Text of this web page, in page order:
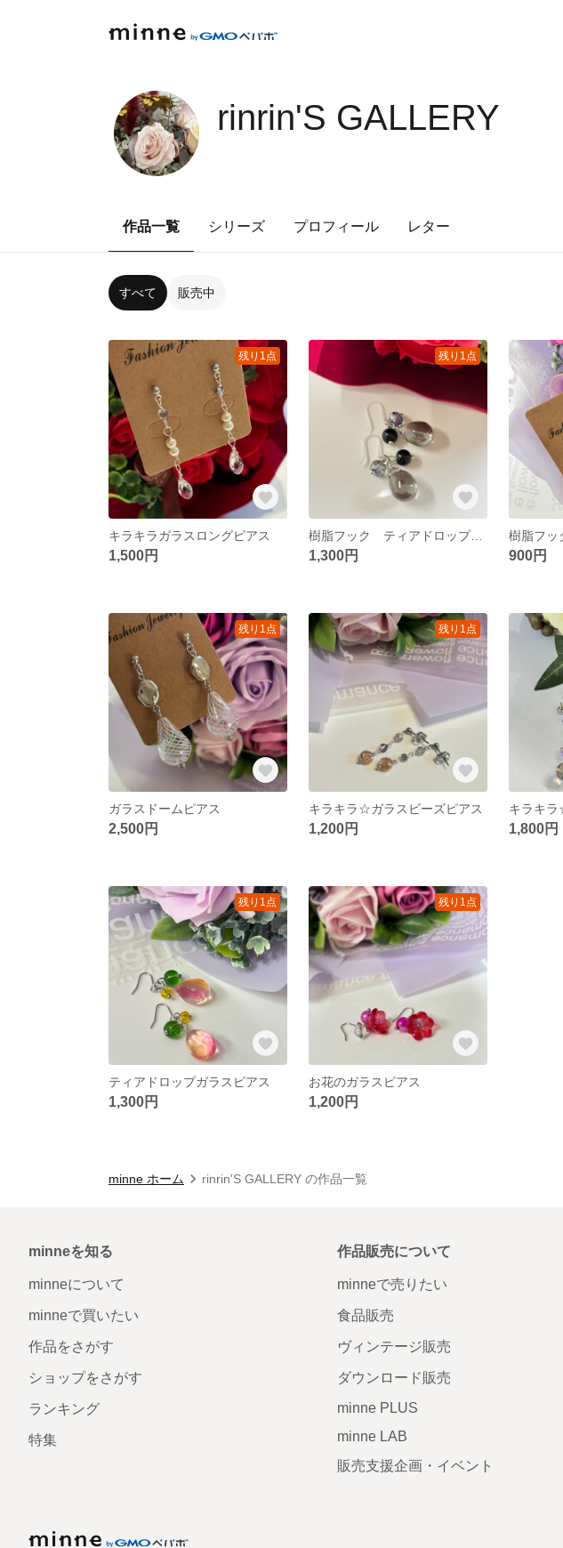
rinrin'S GALLERY
作品一覧 シリーズ プロフィール レター
すべて 販売中
残り1点
キラキラガラスロングピアス
1,500円
残り1点
樹脂フック ティアドロップガラスピアス
1,300円 900円
残り1点
ガラスドームピアス
2,500円
残り1点
キラキラ☆ガラスビーズピアス
1,200円 1,800円
残り1点
ティアドロップガラスピアス
1,300円
残り1点
お花のガラスピアス
1,200円
minne ホーム rinrin'S GALLERY の作品一覧
minneを知る
minneについて
minneで買いたい
作品をさがす
ショップをさがす
ランキング
特集
作品販売について
minneで売りたい
食品販売
ヴィンテージ販売
ダウンロード販売
minne PLUS
minne LAB
販売支援企画・イベント